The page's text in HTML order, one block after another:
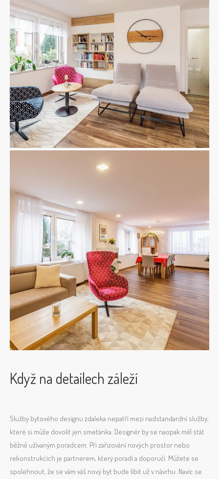
Když na detailech záleží
Služby bytového designu zdaleka nepatří mezi nadstandardní služby,
které si může dovolit jen smetánka. Designér by se naopak měl stát
běžně užívaným poradcem. Při zařizování nových prostor nebo
rekonstrukcích je partnerem, který poradí a doporučí. Můžete se
spolehnout, že se vám váš nový byt bude líbit už v návrhu. Navíc se